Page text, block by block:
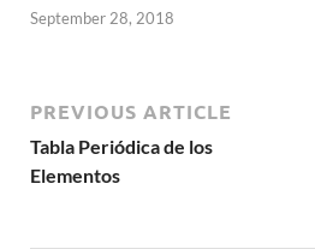
September 28, 2018
PREVIOUS ARTICLE
Tabla Periódica de los
Elementos